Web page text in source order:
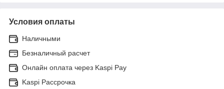
Условия оплаты
Наличными
Безналичный расчет
Онлайн оплата через Kaspi Pay
Kaspi Рассрочка